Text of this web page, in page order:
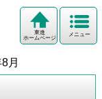
メニュー
東進
ホームページ
月